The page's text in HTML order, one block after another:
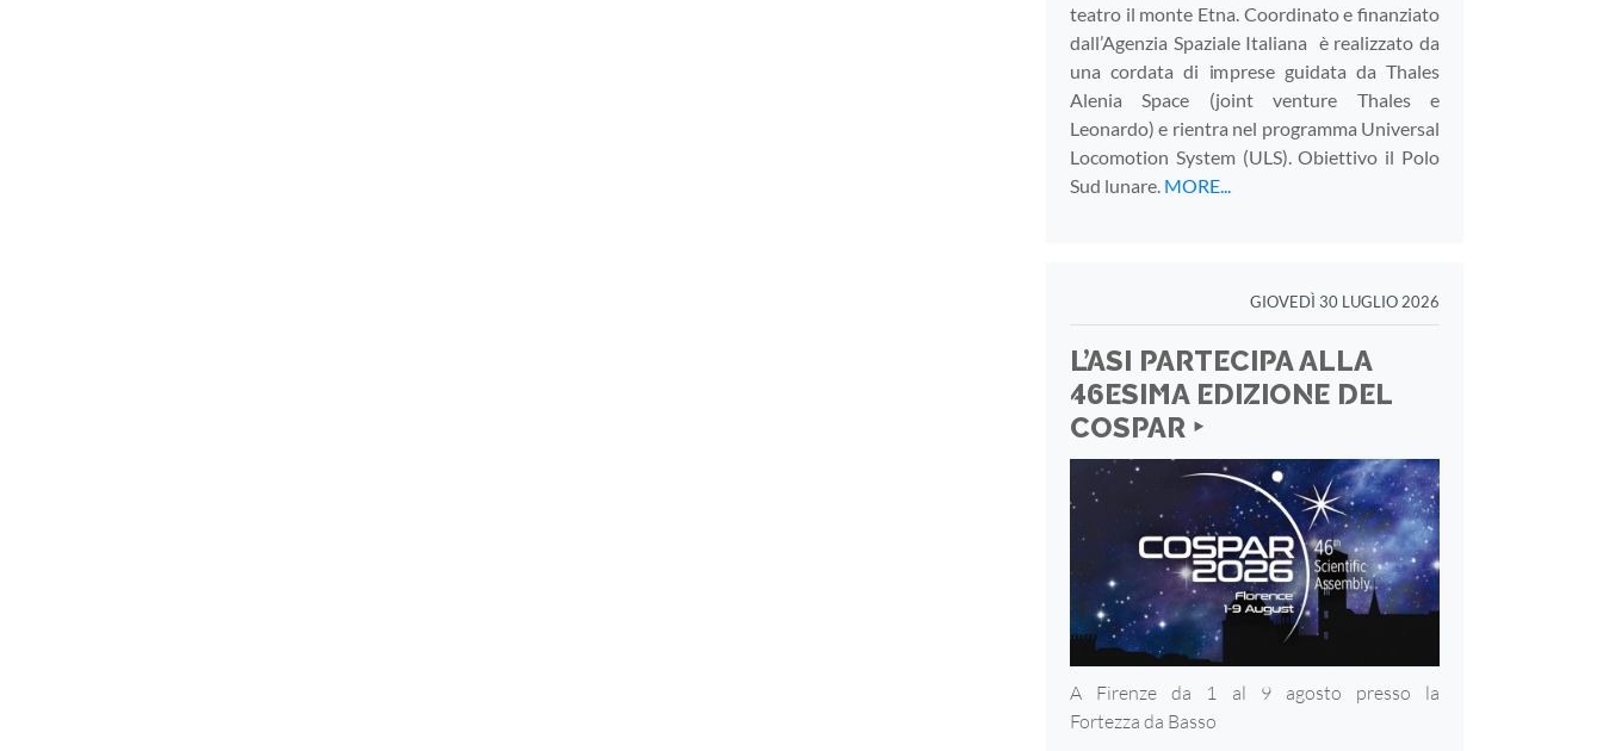
teatro il monte Etna. Coordinato e finanziato
dall’Agenzia Spaziale Italiana è realizzato da
una cordata di imprese guidata da Thales
Alenia Space (joint venture Thales e
Leonardo) e rientra nel programma Universal
Locomotion System (ULS). Obiettivo il Polo
Sud lunare. MORE...
GIOVEDÌ 30 LUGLIO 2026
L’ASI PARTECIPA ALLA
46ESIMA EDIZIONE DEL
COSPAR ‣
A Firenze da 1 al 9 agosto presso la
Fortezza da Basso